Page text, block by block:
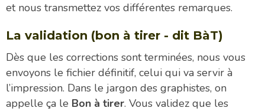
et nous transmettez vos différentes remarques.
La validation (bon à tirer - dit BàT)
Dès que les corrections sont terminées, nous vous
envoyons le fichier définitif, celui qui va servir à
l’impression. Dans le jargon des graphistes, on
appelle ça le Bon à tirer. Vous validez que les